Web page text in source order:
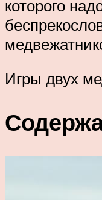
которого
Игры двух